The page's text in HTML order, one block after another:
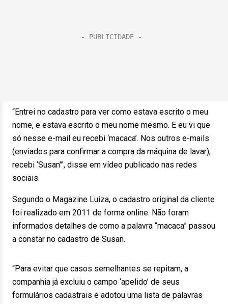
“Entrei no cadastro para ver como estava escrito o meu
nome, e estava escrito o meu nome mesmo. E eu vi que
só nesse e-mail eu recebi ‘macaca’. Nos outros e-mails
(enviados para confirmar a compra da máquina de lavar),
recebi ‘Susan'”, disse em vídeo publicado nas redes
sociais.
Segundo o Magazine Luiza, o cadastro original da cliente
foi realizado em 2011 de forma online. Não foram
informados detalhes de como a palavra “macaca” passou
a constar no cadastro de Susan.
“Para evitar que casos semelhantes se repitam, a
companhia já excluiu o campo ‘apelido’ de seus
formulários cadastrais e adotou uma lista de palavras